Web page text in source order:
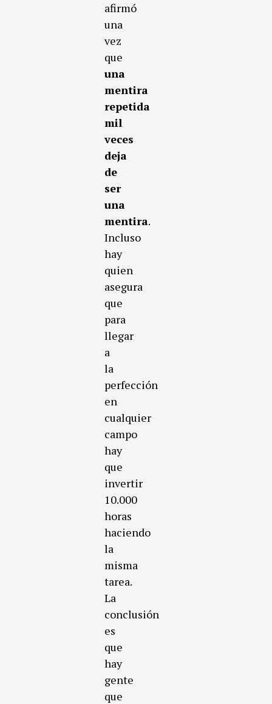
afirmó
una
vez
que
una
mentira
repetida
mil
veces
deja
de
ser
una
mentira.
Incluso
hay
quien
asegura
que
para
llegar
a
la
perfección
en
cualquier
campo
hay
que
invertir
10.000
horas
haciendo
la
misma
tarea.
La
conclusión
es
que
hay
gente
que